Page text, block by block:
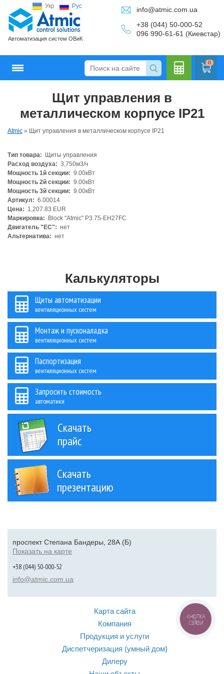
Укр Рус
Автоматизация систем ОВиК
info@atmic.com.ua
+38 (044) 50-000-52
096 990-61-61 (Киевстар)
0
Щит управления в
металлическом корпусе IP21
Atmic » Щит управления в металлическом корпусе IP21
Тип товара:
Щиты управления
Расход воздуха: 3,750м3/ч
Мощность 1й секции: 9.00кВт
Мощность 2й секции: 9.00кВт
Мощность 3й секции: 9.00кВт
Артикул: 6.00014
Цена: 1,207.83 EUR
Маркировка:
Block "Atmic" P3.75-EH27FC
Двигатель "ЕС": нет
Альтернатива: нет
Калькуляторы
Щиты автоматизации
вентиляционных систем
Монтаж и пусконаладка
вентиляционных систем
Паспортизация
вентиляционных систем
Запросить стоимость
автоматики
Скачать
прайс
Скачать
презентацию
проспект Степана Бандеры, 28А (Б)
Показать на карте
+38 (044) 50-000-52
info@atmic.com.ua
Карта сайта
Компания
Продукция и услуги
Диспетчеризация (умный дом)
Дилеру
КНОПКА
СВЯЗИ